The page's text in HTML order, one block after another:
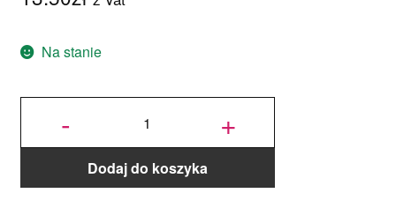
Na stanie
-
ilość
zestaw
Wilton +
Dodaj do koszyka